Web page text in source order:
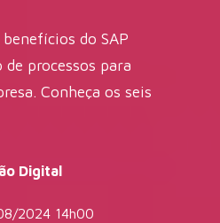
do SAP
processos para
Conheça os seis
Digital
2024 14h00